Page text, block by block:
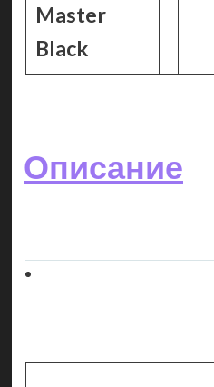
Master
Black
Описание